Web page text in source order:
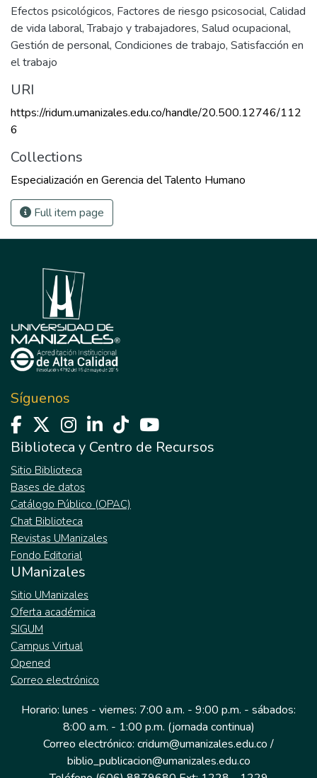
Efectos psicológicos, Factores de riesgo psicosocial, Calidad
de vida laboral,Trabajo y trabajadores, Salud ocupacional,
Gestión de personal, Condiciones de trabajo, Satisfacción en
el trabajo
URI
https://ridum.umanizales.edu.co/handle/20.500.12746/112
6
Collections
Especialización en Gerencia del Talento Humano
Full item page
Síguenos
Biblioteca y Centro de Recursos
Sitio Biblioteca
Bases de datos
Catálogo Público (OPAC)
Chat Biblioteca
Revistas UManizales
Fondo Editorial
UManizales
Sitio UManizales
Oferta académica
SIGUM
Campus Virtual
Opened
Correo electrónico
Horario: lunes - viernes: 7:00 a.m. - 9:00 p.m. - sábados:
8:00 a.m. - 1:00 p.m. (jornada continua)
Correo electrónico: cridum@umanizales.edu.co /
biblio_publicacion@umanizales.edu.co